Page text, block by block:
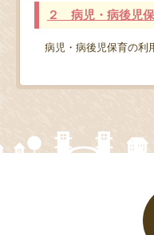
２ 病児・病後児
病児・病後児保育の利